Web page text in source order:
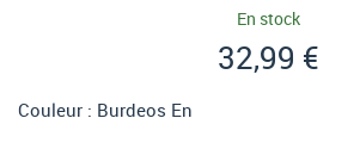
En stock
32,99 €
Couleur : Burdeos En